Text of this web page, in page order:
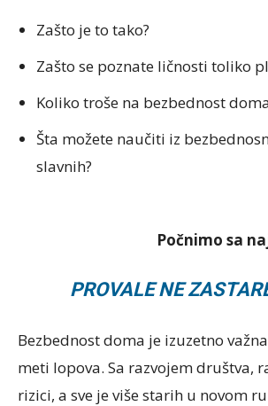
Zašto je to tako?
Zašto se poznate ličnosti toliko
Koliko troše na bezbednost
Šta možete naučiti iz
slavnih?
Počnimo sa
PROVALE NE
Bezbednost doma je izuzetno
meti lopova. Sa razvojem društva,
rizici, a sve je više starih u novom